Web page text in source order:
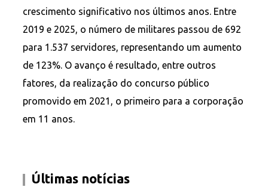
crescimento significativo nos últimos anos. Entre
2019 e 2025, o número de militares passou de 692
para 1.537 servidores, representando um aumento
de 123%. O avanço é resultado, entre outros
fatores, da realização do concurso público
promovido em 2021, o primeiro para a corporação
em 11 anos.
Últimas notícias